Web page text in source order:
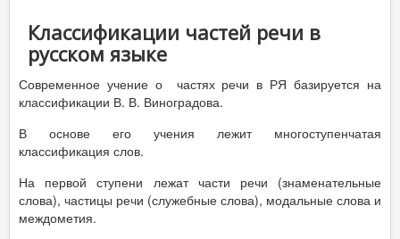
Классификации частей речи в
русском языке
Современное учение о частях речи в РЯ базируется на
классификации В. В. Виноградова.
В основе его учения лежит многоступенчатая
классификация слов.
На первой ступени лежат части речи (знаменательные
слова), частицы речи (служебные слова), модальные слова и
междометия.